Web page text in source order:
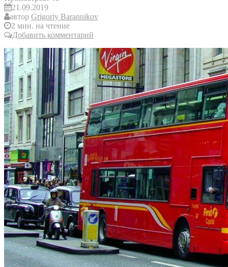
21.09.2019
автор Grigoriy Barannikov
2 мин. на чтение
Добавить комментарий